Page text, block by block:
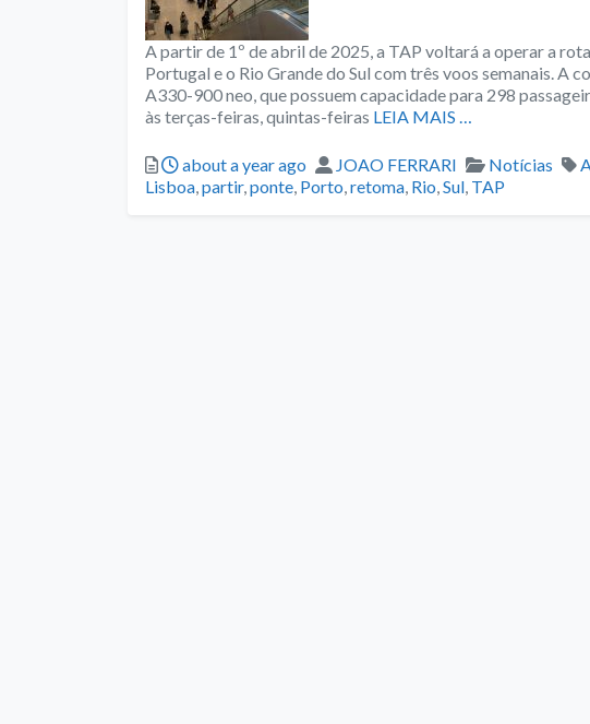
A partir de 1º de abril de 2025, a TAP voltará a operar a
Portugal e o Rio Grande do Sul com três voos semanais. A
A330-900 neo, que possuem capacidade para 298
às terças-feiras, quintas-feiras LEIA MAIS …
Posted
about a year ago Author
JOAO FERRARI Categories
Notícias
Lisboa,partir,ponte, Porto,retoma, Rio,Sul, TAP